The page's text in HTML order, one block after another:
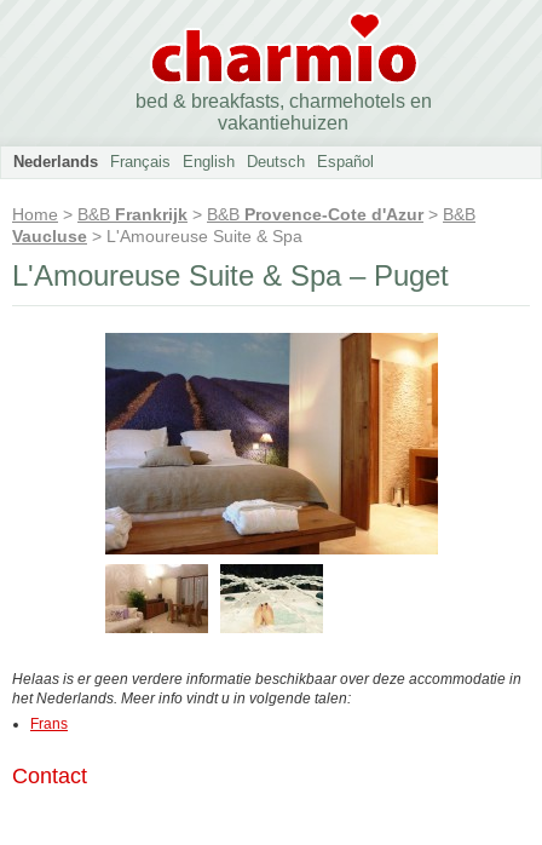
bed & breakfasts, charmehotels en
vakantiehuizen
Nederlands Français English Deutsch Español
Home > B&B Frankrijk > B&B Provence-Cote d'Azur> B&B
Vaucluse > L'Amoureuse Suite & Spa
L'Amoureuse Suite & Spa – Puget
Helaas is er geen verdere informatie beschikbaar over deze accommodatie in
het Nederlands. Meer info vindt u in volgende talen:
Frans
Contact